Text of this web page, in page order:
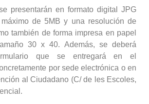
presentarán en formato digital JPG
de 5MB y una resolución de
también de forma impresa en papel
30 x 40. Además, se deberá
que se entregará en el
por sede electrónica o en
al Ciudadano (C/ de les Escoles,